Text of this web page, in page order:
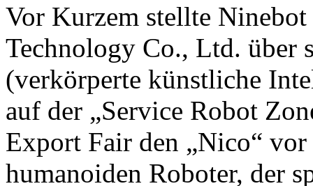
Vor Kurzem stellte
Technology Co., Ltd. über
(verkörperte künstliche
auf der „Service Robot
Export Fair den „Nico“
humanoiden Roboter, der